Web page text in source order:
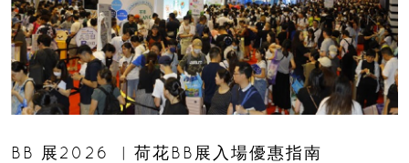
BB 展2026 ︳荷花BB展入場優惠指南